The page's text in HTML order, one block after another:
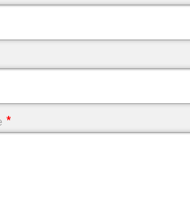
*